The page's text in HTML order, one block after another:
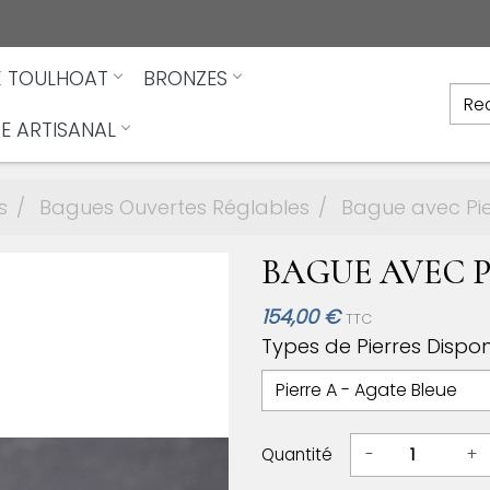
TOULHOAT
BRONZES
ARTISANAL
Bagues Ouvertes Réglables Bague avec
BAGUE AVEC
154,00 € TTC
Types de Pierres
Quantité - +